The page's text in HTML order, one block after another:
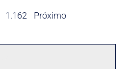
1.162 Próximo